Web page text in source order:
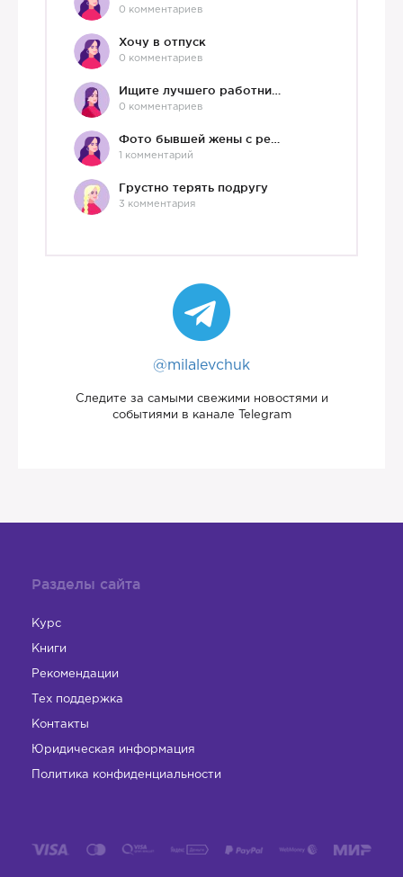
0 комментариев
Хочу в отпуск
0 комментариев
0 комментариев
1 комментарий
Грустно терять подругу
3 комментария
@milalevchuk
Следите за самыми свежими новостями и
событиями в канале Telegram
Разделы сайта
Курс
Книги
Рекомендации
Тех поддержка
Контакты
Юридическая информация
Политика конфиденциальности